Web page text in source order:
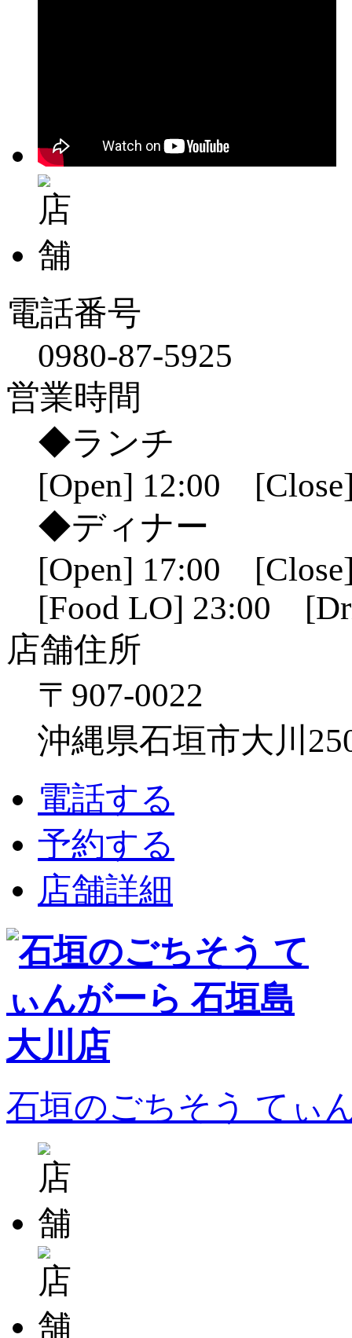
電話番号
0980-87-5925
営業時間
◆ランチ
[Open] 12:00
◆ディナー
[Open] 17:00
[Food LO] 23:00
店舗住所
〒907-0022
沖縄県石垣市大川
電話する
予約する
店舗詳細
石垣のごちそう てぃ